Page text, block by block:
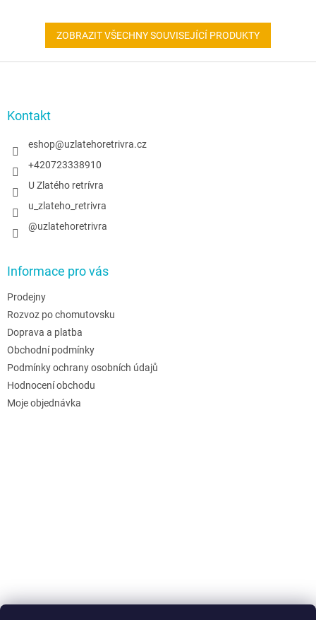
ZOBRAZIT VŠECHNY SOUVISEJÍCÍ PRODUKTY
Kontakt
eshop@uzlatehoretrivra.cz
+420723338910
U Zlatého retrívra
u_zlateho_retrivra
@uzlatehoretrivra
Informace pro vás
Prodejny
Rozvoz po chomutovsku
Doprava a platba
Obchodní podmínky
Podmínky ochrany osobních údajů
Hodnocení obchodu
Moje objednávka